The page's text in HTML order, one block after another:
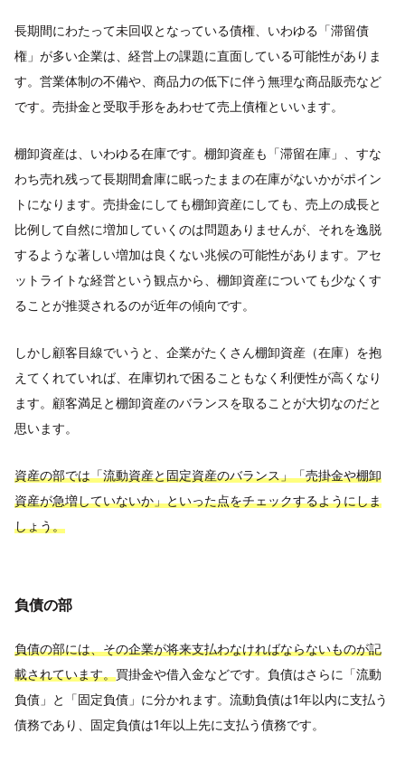
長期間にわたって未回収となっている債権、いわゆる「滞留債
権」が多い企業は、経営上の課題に直面している可能性がありま
す。営業体制の不備や、商品力の低下に伴う無理な商品販売など
です。売掛金と受取手形をあわせて売上債権といいます。
棚卸資産は、いわゆる在庫です。棚卸資産も「滞留在庫」、すな
わち売れ残って長期間倉庫に眠ったままの在庫がないかがポイン
トになります。売掛金にしても棚卸資産にしても、売上の成長と
比例して自然に増加していくのは問題ありませんが、それを逸脱
するような著しい増加は良くない兆候の可能性があります。アセ
ットライトな経営という観点から、棚卸資産についても少なくす
ることが推奨されるのが近年の傾向です。
しかし顧客目線でいうと、企業がたくさん棚卸資産（在庫）を抱
えてくれていれば、在庫切れで困ることもなく利便性が高くなり
ます。顧客満足と棚卸資産のバランスを取ることが大切なのだと
思います。
資産の部では「流動資産と固定資産のバランス」「売掛金や棚卸
資産が急増していないか」といった点をチェックするようにしま
しょう。
負債の部
負債の部には、その企業が将来支払わなければならないものが記
載されています。買掛金や借入金などです。負債はさらに「流動
負債」と「固定負債」に分かれます。流動負債は1年以内に支払う
債務であり、固定負債は1年以上先に支払う債務です。